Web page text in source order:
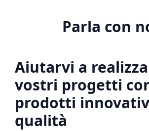
Parla con
Aiutarvi a
vostri progetti
prodotti
qualità